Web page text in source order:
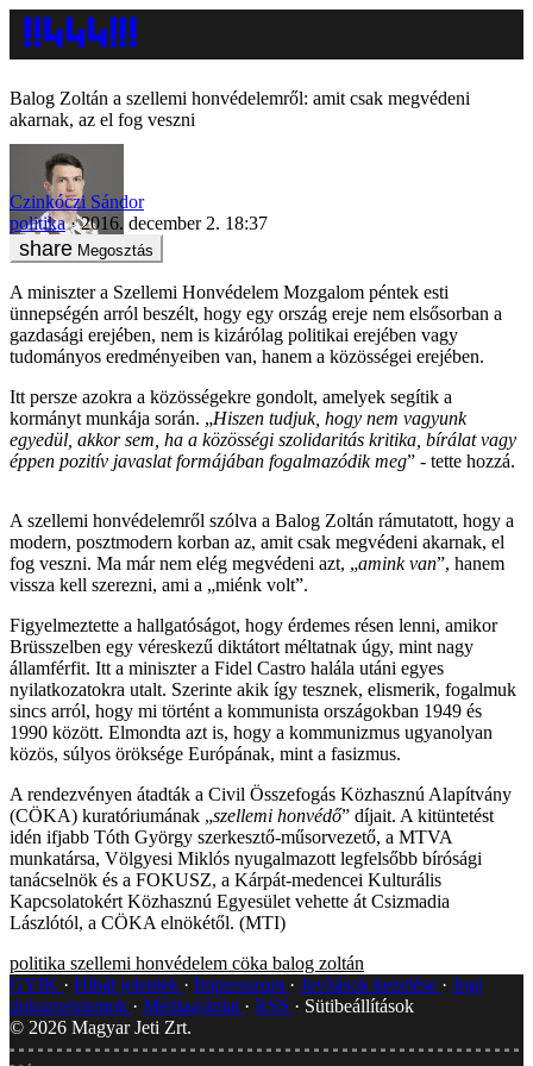
Balog Zoltán a szellemi honvédelemről: amit csak megvédeni
akarnak, az el fog veszni
Czinkóczi Sándor
politika
2016. december 2. 18:37
Megosztás
A miniszter a Szellemi Honvédelem Mozgalom péntek esti
ünnepségén arról beszélt, hogy egy ország ereje nem elsősorban a
gazdasági erejében, nem is kizárólag politikai erejében vagy
tudományos eredményeiben van, hanem a közösségei erejében.
Itt persze azokra a közösségekre gondolt, amelyek segítik a
kormányt munkája során. „Hiszen tudjuk, hogy nem vagyunk
egyedül, akkor sem, ha a közösségi szolidaritás kritika, bírálat vagy
éppen pozitív javaslat formájában fogalmazódik meg” - tette hozzá.
A szellemi honvédelemről szólva a Balog Zoltán rámutatott, hogy a
modern, posztmodern korban az, amit csak megvédeni akarnak, el
fog veszni. Ma már nem elég megvédeni azt, „amink van”, hanem
vissza kell szerezni, ami a „miénk volt”.
Figyelmeztette a hallgatóságot, hogy érdemes résen lenni, amikor
Brüsszelben egy véreskezű diktátort méltatnak úgy, mint nagy
államférfit. Itt a miniszter a Fidel Castro halála utáni egyes
nyilatkozatokra utalt. Szerinte akik így tesznek, elismerik, fogalmuk
sincs arról, hogy mi történt a kommunista országokban 1949 és
1990 között. Elmondta azt is, hogy a kommunizmus ugyanolyan
közös, súlyos öröksége Európának, mint a fasizmus.
A rendezvényen átadták a Civil Összefogás Közhasznú Alapítvány
(CÖKA) kuratóriumának „szellemi honvédő” díjait. A kitüntetést
idén ifjabb Tóth György szerkesztő-műsorvezető, a MTVA
munkatársa, Völgyesi Miklós nyugalmazott legfelsőbb bírósági
tanácselnök és a FOKUSZ, a Kárpát-medencei Kulturális
Kapcsolatokért Közhasznú Egyesület vehette át Csizmadia
Lászlótól, a CÖKA elnökétől. (MTI)
politika szellemi honvédelem cöka balog zoltán
GYIK
Hibát jelentek Impresszum Javítások kezelése
Jogi
dokumentumok
Médiaajánlat RSS
Sütibeállítások
© 2026 Magyar Jeti Zrt.